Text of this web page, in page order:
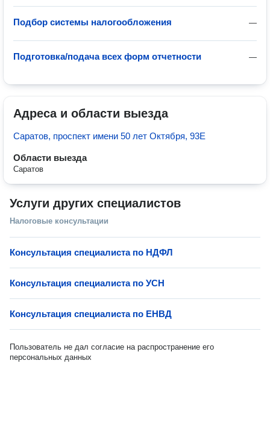
—
Подбор системы налогообложения
—
Подготовка/подача всех форм отчетности
Адреса и области выезда
Саратов, проспект имени 50 лет Октября, 93Е
Области выезда
Саратов
Услуги других специалистов
Налоговые консультации
Консультация специалиста по НДФЛ
Консультация специалиста по УСН
Консультация специалиста по ЕНВД
Пользователь не дал согласие на распространение его
персональных данных